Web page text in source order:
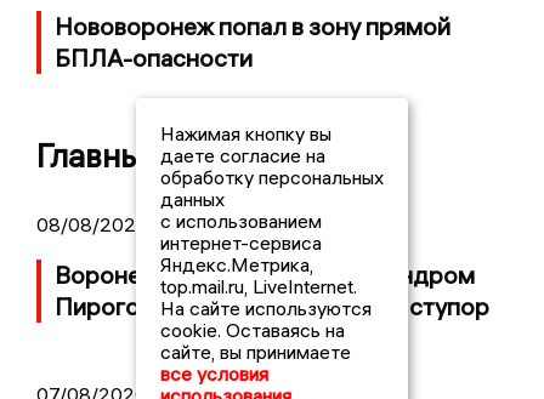
Нововоронеж попал в зону прямой
БПЛА-опасности
Главные новости
08/08/2026 17:35
Воронежская неделя с Александром
Пироговым: американец впал в ступор
07/08/2026 10:44
Нажимая кнопку вы
даете согласие на
обработку персональных
данных
с использованием
интернет-сервиса
Яндекс.Метрика,
top.mail.ru, LiveInternet.
На сайте используются
cookie. Оставаясь на
сайте, вы принимаете
все условия